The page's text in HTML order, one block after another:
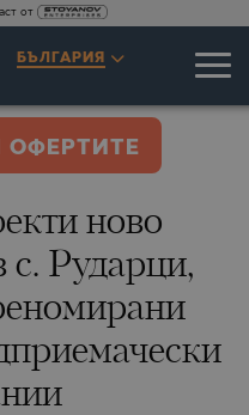
от
БЪЛГАРИЯ
ОФЕРТИТЕ
ново
с. Рударци,